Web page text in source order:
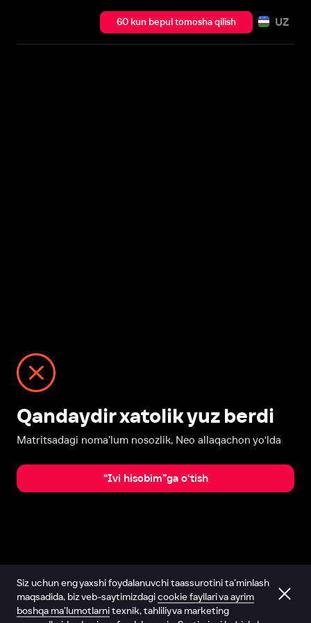
60 kun bepul tomosha qilish UZ
Qandaydir xatolik yuz berdi
Matritsadagi noma’lum nosozlik, Neo allaqachon yo‘lda
“Ivi hisobim”ga o‘tish
Siz uchun eng yaxshi foydalanuvchi taassurotini ta’minlash
maqsadida, biz veb-saytimizdagicookie fayllari va ayrim
boshqa ma’lumotlarnitexnik, tahliliy va marketing